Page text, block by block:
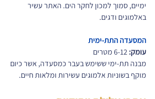
ימיים, סמוך למכון לחקר הים. האתר עשיר
באלמוגים ודגים.
המסעדה התת-ימית
עומק:
מבנה תת-ימי ששימש בעבר כמסעדה, אשר כיום
מוקף בשוניות אלמוגים עשירות ומלאות חיים.